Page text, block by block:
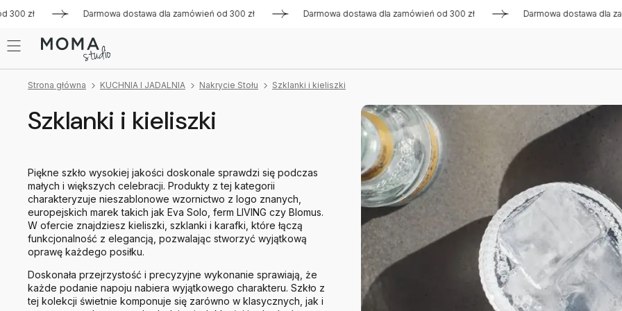
Darmowa dostawa dla zamówień od 300 zł Darmowa dostawa dla zamówień od 300 zł Darmowa dostawa dla
Strona główna KUCHNIA I JADALNIA Nakrycie Stołu Szklanki i kieliszki
Szklanki i kieliszki
Piękne szkło wysokiej jakości doskonale sprawdzi się podczas
małych i większych celebracji. Produkty z tej kategorii
charakteryzuje nieszablonowe wzornictwo z logo znanych,
europejskich marek takich jak Eva Solo, ferm LIVING czy Blomus.
W ofercie znajdziesz kieliszki, szklanki i karafki, które łączą
funkcjonalność z elegancją, pozwalając stworzyć wyjątkową
oprawę każdego posiłku.
Doskonała przejrzystość i precyzyjne wykonanie sprawiają, że
każde podanie napoju nabiera wyjątkowego charakteru. Szkło z
tej kolekcji świetnie komponuje się zarówno w klasycznych, jak i